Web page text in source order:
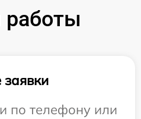
по телефону или